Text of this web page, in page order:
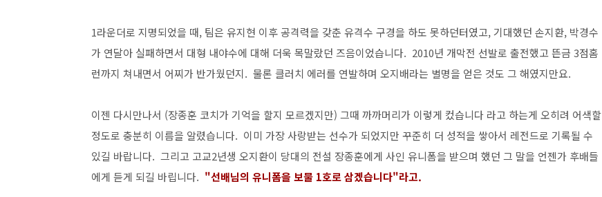
1라운더로 지명되었을 때, 팀은 유지현 이후 공격력을 갖춘 유격수 구경을 하도 못하던터였고, 기대했던 손지환, 박경수
가 연달아 실패하면서 대형 내야수에 대해 더욱 목말랐던 즈음이었습니다. 2010년 개막전 선발로 출전했고 뜬금 3점홈
런까지 쳐내면서 어찌가 반가웠던지. 물론 클러치 에러를 연발하며 오지배라는 별명을 얻은 것도 그 해였지만요.
이젠 다시만나서 (장종훈 코치가 기억을 할지 모르겠지만) 그때 까까머리가 이렇게 컸습니다 라고 하는게 오히려 어색할
정도로 충분히 이름을 알렸습니다. 이미 가장 사랑받는 선수가 되었지만 꾸준히 더 성적을 쌓아서 레전드로 기록될 수
있길 바랍니다. 그리고 고교2년생 오지환이 당대의 전설 장종훈에게 사인 유니폼을 받으며 했던 그 말을 언젠가 후배들
에게 듣게 되길 바립니다. "선배님의 유니폼을 보물 1호로 삼겠습니다"라고.